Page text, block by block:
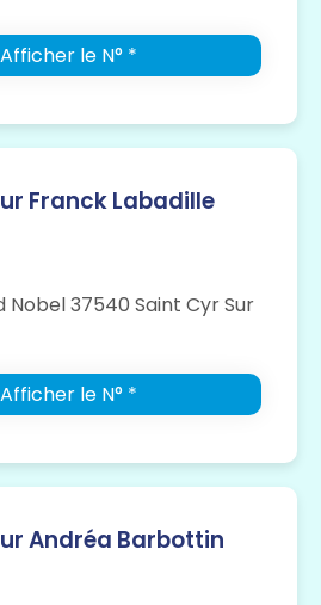
le N° *
Franck Labadille
Nobel 37540 Saint Cyr Sur
le N° *
Andréa Barbottin